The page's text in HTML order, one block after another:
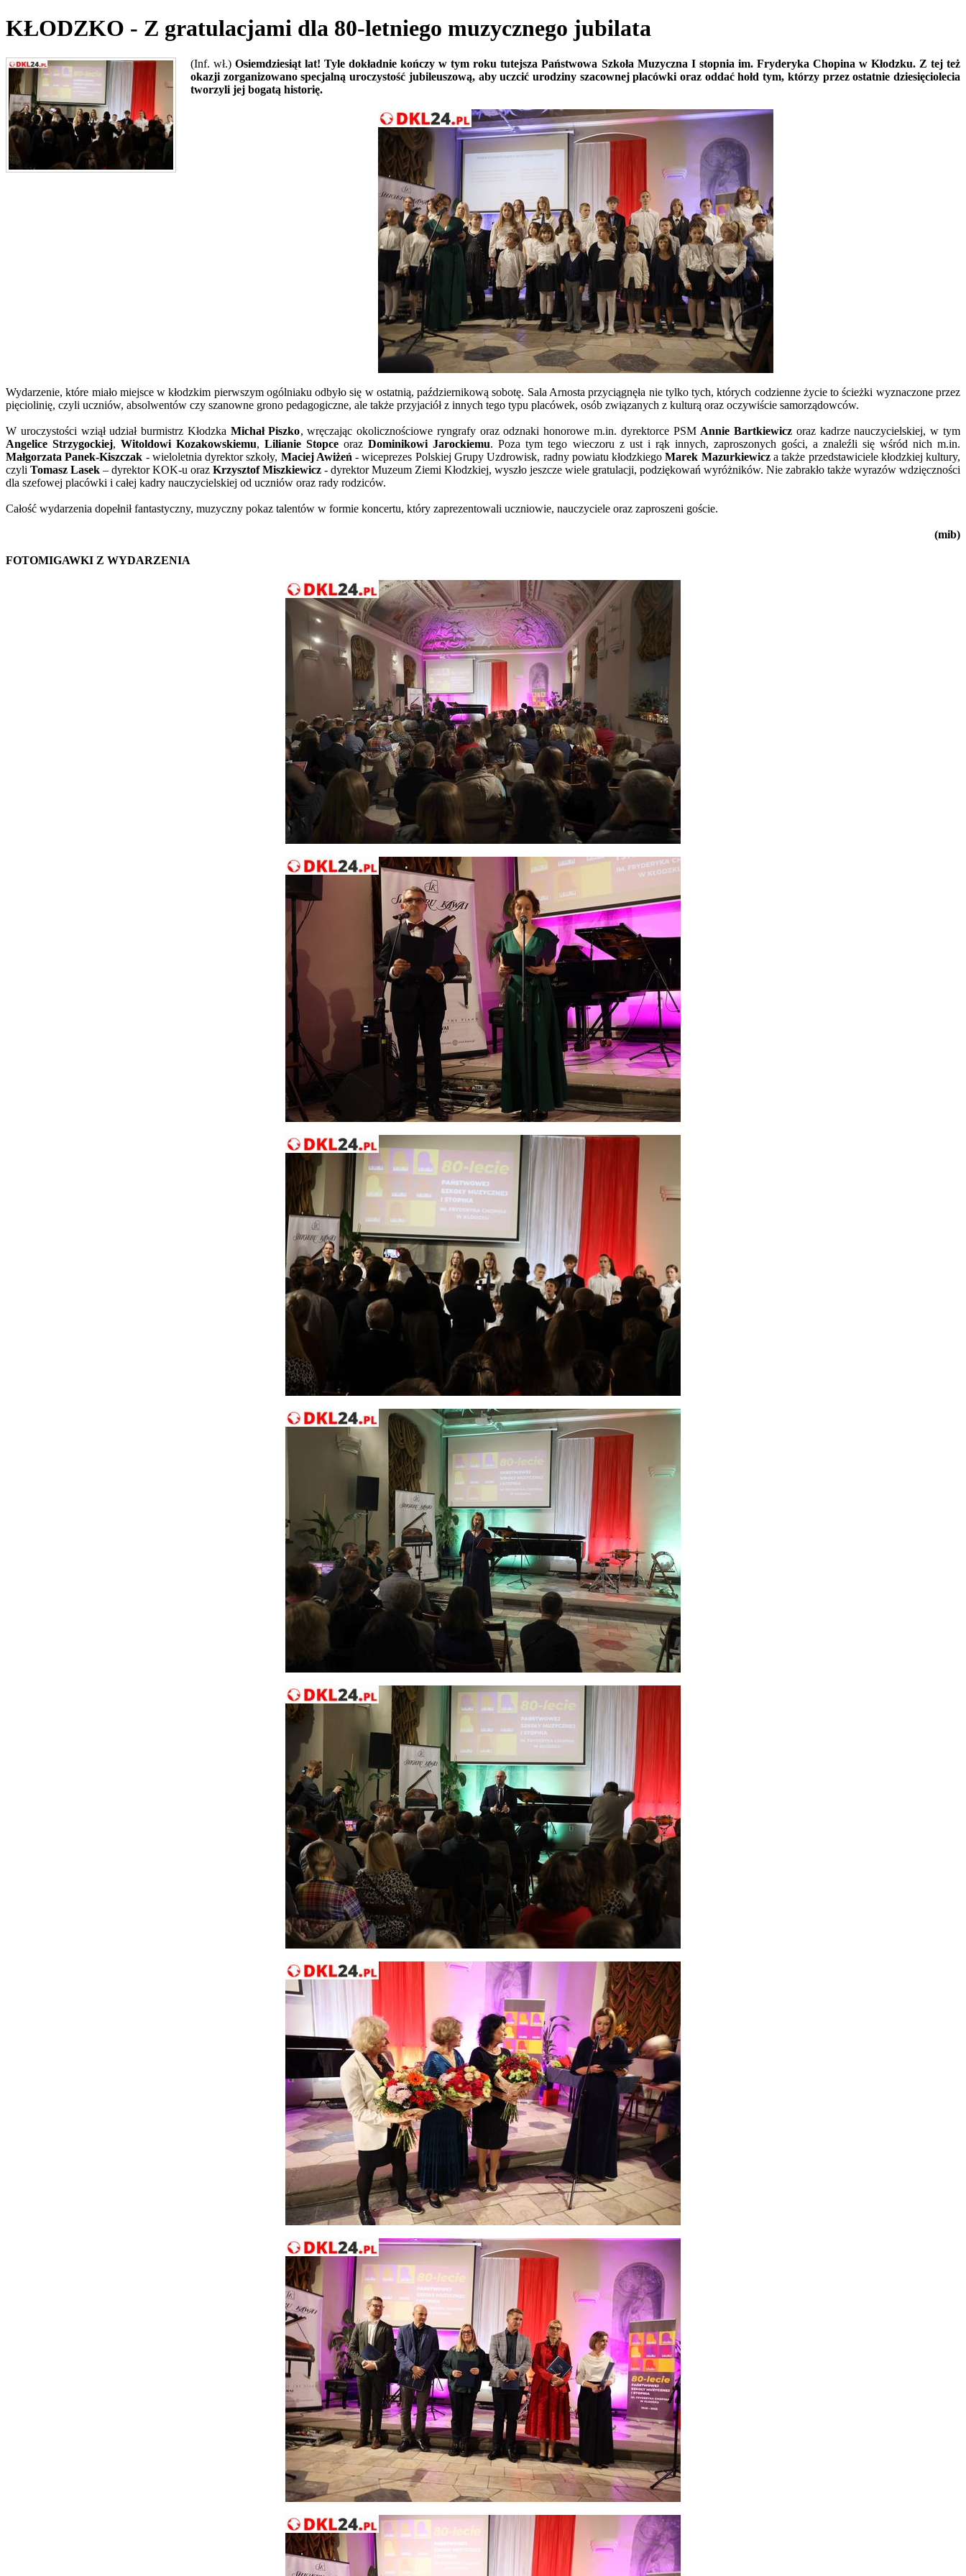
KŁODZKO - Z gratulacjami dla 80-letniego muzycznego jubilata
(Inf. wł.)Osiemdziesiąt lat! Tyle dokładnie kończy w tym roku tutejsza Państwowa Szkoła Muzyczna I stopnia im. Fryderyka Chopina w Kłodzku. Z tej też
okazji zorganizowano specjalną uroczystość jubileuszową, aby uczcić urodziny szacownej placówki oraz oddać hołd tym, którzy przez ostatnie dziesięciolecia
tworzyli jej bogatą historię.
Wydarzenie, które miało miejsce w kłodzkim pierwszym ogólniaku odbyło się w ostatnią, październikową sobotę. Sala Arnosta przyciągnęła nie tylko tych, których codzienne życie to ścieżki wyznaczone przez
pięciolinię, czyli uczniów, absolwentów czy szanowne grono pedagogiczne, ale także przyjaciół z innych tego typu placówek, osób związanych z kulturą oraz oczywiście samorządowców.
W uroczystości wziął udział burmistrz Kłodzka Michał Piszko, wręczając okolicznościowe ryngrafy oraz odznaki honorowe m.in. dyrektorce PSM Annie Bartkiewicz oraz kadrze nauczycielskiej, w tym
Angelice Strzygockiej,Witoldowi Kozakowskiemu,Lilianie Stopce orazDominikowi Jarockiemu. Poza tym tego wieczoru z ust i rąk innych, zaproszonych gości, a znaleźli się wśród nich m.in.
Małgorzata Panek-Kiszczak - wieloletnia dyrektor szkoły, Maciej Awiżeń - wiceprezes Polskiej Grupy Uzdrowisk, radny powiatu kłodzkiegoMarek Mazurkiewicza także przedstawiciele kłodzkiej kultury,
czyli Tomasz Lasek – dyrektor KOK-u oraz Krzysztof Miszkiewicz - dyrektor Muzeum Ziemi Kłodzkiej, wyszło jeszcze wiele gratulacji, podziękowań wyróżników. Nie zabrakło także wyrazów wdzięczności
dla szefowej placówki i całej kadry nauczycielskiej od uczniów oraz rady rodziców.
Całość wydarzenia dopełnił fantastyczny, muzyczny pokaz talentów w formie koncertu, który zaprezentowali uczniowie, nauczyciele oraz zaproszeni goście.
(mib)
FOTOMIGAWKI Z WYDARZENIA